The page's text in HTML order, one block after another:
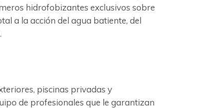
hidrofobizantes exclusivos sobre
a la acción del agua batiente, del
piscinas privadas y
de profesionales que le garantizan